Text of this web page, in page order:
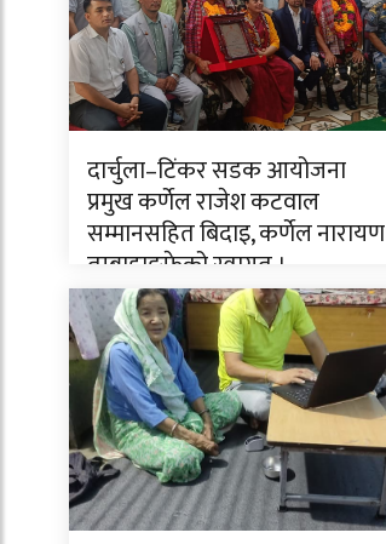
दार्चुला–टिंकर सडक आयोजना
प्रमुख कर्णेल राजेश कटवाल
सम्मानसहित बिदाइ, कर्णेल नारायण
तुम्बाहाङफेको स्वागत ।